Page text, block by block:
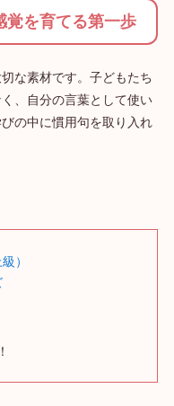
覚を育てる第一歩
な素材です。子どもたち
、自分の言葉として使い
の中に慣用句を取り入れ
）